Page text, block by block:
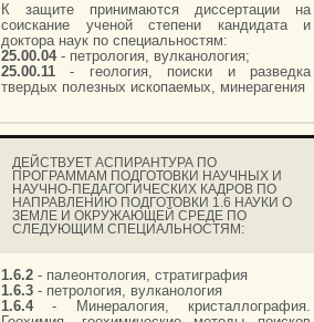
К защите принимаются диссертации на
соискание ученой степени кандидата и
доктора наук по специальностям:
25.00.04- петрология, вулканология;
25.00.11 - геология, поиски и разведка
твердых полезных ископаемых, минерагения
ДЕЙСТВУЕТ АСПИРАНТУРА ПО
ПРОГРАММАМ ПОДГОТОВКИ НАУЧНЫХ И
НАУЧНО-ПЕДАГОГИЧЕСКИХ КАДРОВ ПО
НАПРАВЛЕНИЮ ПОДГОТОВКИ 1.6 НАУКИ О
ЗЕМЛЕ И ОКРУЖАЮЩЕЙ СРЕДЕ ПО
СЛЕДУЮЩИМ СПЕЦИАЛЬНОСТЯМ:
1.6.2 - палеонтология, стратиграфия
1.6.3 - петрология, вулканология
1.6.4- Минералогия, кристаллография.